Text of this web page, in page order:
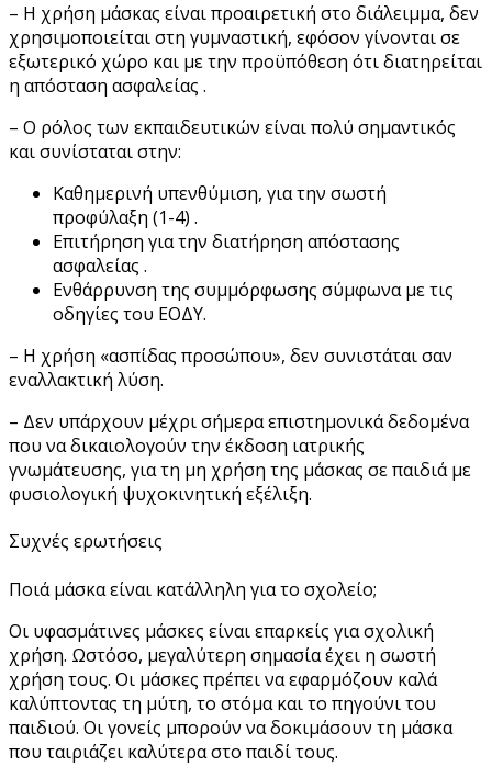
– Η χρήση μάσκας είναι προαιρετική στο διάλειμμα, δεν
χρησιμοποιείται στη γυμναστική, εφόσον γίνονται σε
εξωτερικό χώρο και με την προϋπόθεση ότι διατηρείται
η απόσταση ασφαλείας .
– Ο ρόλος των εκπαιδευτικών είναι πολύ σημαντικός
και συνίσταται στην:
Καθημερινή υπενθύμιση, για την σωστή
προφύλαξη (1-4) .
Επιτήρηση για την διατήρηση απόστασης
ασφαλείας .
Ενθάρρυνση της συμμόρφωσης σύμφωνα με τις
οδηγίες του ΕΟΔΥ.
– Η χρήση «ασπίδας προσώπου», δεν συνιστάται σαν
εναλλακτική λύση.
– Δεν υπάρχουν μέχρι σήμερα επιστημονικά δεδομένα
που να δικαιολογούν την έκδοση ιατρικής
γνωμάτευσης, για τη μη χρήση της μάσκας σε παιδιά με
φυσιολογική ψυχοκινητική εξέλιξη.
Συχνές ερωτήσεις
Ποιά μάσκα είναι κατάλληλη για το σχολείο;
Οι υφασμάτινες μάσκες είναι επαρκείς για σχολική
χρήση. Ωστόσο, μεγαλύτερη σημασία έχει η σωστή
χρήση τους. Οι μάσκες πρέπει να εφαρμόζουν καλά
καλύπτοντας τη μύτη, το στόμα και το πηγούνι του
παιδιού. Οι γονείς μπορούν να δοκιμάσουν τη μάσκα
που ταιριάζει καλύτερα στο παιδί τους.